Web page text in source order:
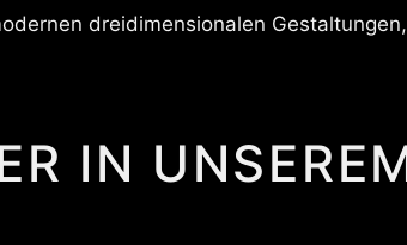
dreidimensionalen
IN